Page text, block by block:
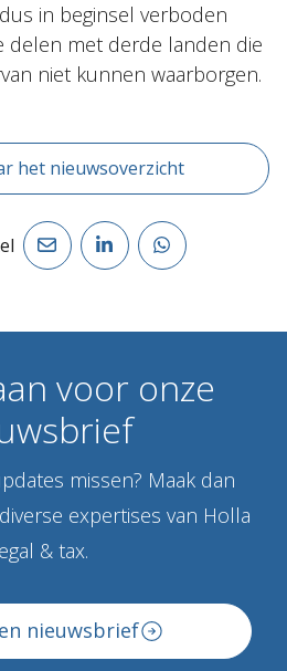
in beginsel verboden
delen met derde landen die
niet kunnen waarborgen.
het nieuwsoverzicht
voor onze
missen? Maak dan
expertises van Holla
& tax.
nieuwsbrief